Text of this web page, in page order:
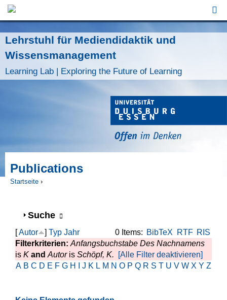
Lehrstuhl für Mediendidaktik und
Wissensmanagement
Learning Lab | Exploring the Future of Learning
Publications
Startseite ›
Anzeigen
Suche
0 Items: BibTeX RTF RIS
[Autor ] Typ Jahr
Filterkriterien: Anfangsbuchstabe Des Nachnamens
is K and Autoris Schöpf, K.
[Alle Filter deaktivieren]
A B C D E F G H J K L M N O P Q R S T U V W X Y Z